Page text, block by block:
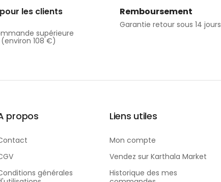
les clients
supérieure
108 €)
Remboursement
Garantie retour sous 14 jours
propos
générales
Liens utiles
Mon compte
Vendez sur Karthala Market
Historique des mes